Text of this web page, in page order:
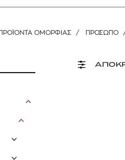
ΟΜΟΡΦΙΑΣ / ΠΡΟΣΩΠΟ